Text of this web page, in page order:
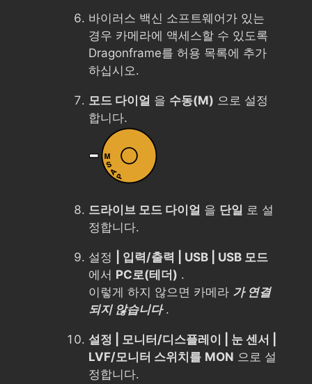
바이러스 백신 소프트웨어가 있는
경우 카메라에 액세스할 수 있도록
Dragonframe를 허용 목록에 추가
하십시오.
모드 다이얼 을 수동(M) 으로 설정
합니다.
드라이브 모드 다이얼 을 단일 로 설
정합니다.
설정
| 입력/출력 | USB | USB 모드
에서 PC로(테더) .
이렇게 하지 않으면 카메라 가 연결
되지 않습니다.
설정 | 모니터/디스플레이 | 눈 센서 |
LVF/모니터 스위치를 MON 으로 설
정합니다.